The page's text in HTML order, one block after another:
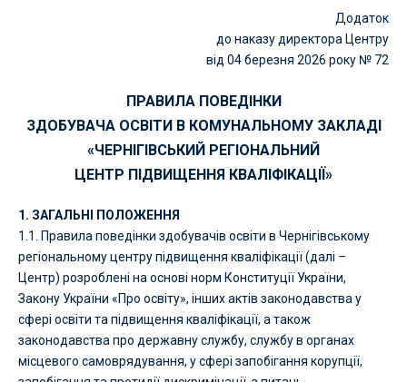
Додаток
до наказу директора Центру
від 04 березня 2026 року № 72
ПРАВИЛА ПОВЕДІНКИ
ЗДОБУВАЧА ОСВІТИ В КОМУНАЛЬНОМУ ЗАКЛАДІ
«ЧЕРНІГІВСЬКИЙ РЕГІОНАЛЬНИЙ
ЦЕНТР ПІДВИЩЕННЯ КВАЛІФІКАЦІЇ»
1. ЗАГАЛЬНІ ПОЛОЖЕННЯ
1.1. Правила поведінки здобувачів освіти в Чернігівському
регіональному центру підвищення кваліфікації (далі –
Центр) розроблені на основі норм Конституції України,
Закону України «Про освіту», інших актів законодавства у
сфері освіти та підвищення кваліфікації, а також
законодавства про державну службу, службу в органах
місцевого самоврядування, у сфері запобігання корупції,